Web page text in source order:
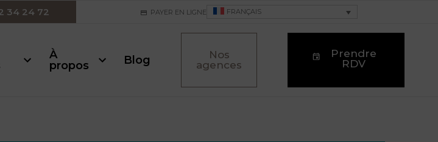
34 24 72 PAYER EN LIGNE FRANÇAIS
À
propos
Blog
Nos
agences
Prendre
RDV